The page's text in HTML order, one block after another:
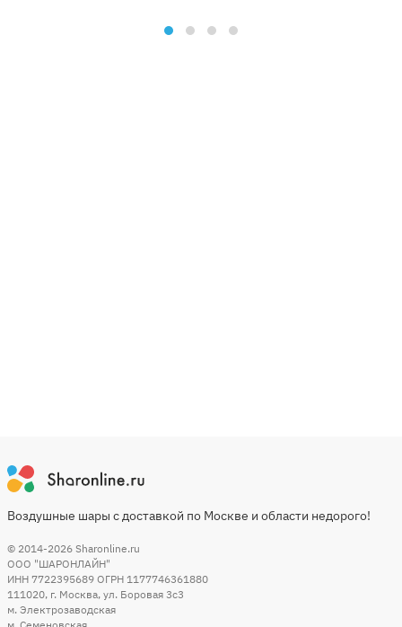
Воздушные шары с доставкой по Москве и области недорого!
© 2014-2026 Sharonline.ru
ООО "ШАРОНЛАЙН"
ИНН 7722395689 ОГРН 1177746361880
111020, г. Москва, ул. Боровая 3c3
м. Электрозаводская